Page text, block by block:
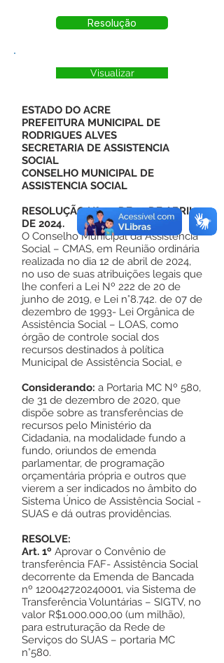
Resolução
Visualizar
ESTADO DO ACRE
PREFEITURA MUNICIPAL DE
RODRIGUES ALVES
SECRETARIA DE ASSISTENCIA
SOCIAL
CONSELHO MUNICIPAL DE
ASSISTENCIA SOCIAL
RESOLUÇÃO Nº 15, DE 12 DE ABRIL
DE 2024.
O Conselho Municipal da Assistência
Social – CMAS, em Reunião ordinária
realizada no dia 12 de abril de 2024,
no uso de suas atribuições legais que
lhe conferi a Lei Nº 222 de 20 de
junho de 2019, e Lei n°8.742. de 07 de
dezembro de 1993- Lei Orgânica de
Assistência Social – LOAS, como
órgão de controle social dos
recursos destinados à política
Municipal de Assistência Social, e
Considerando: a Portaria MC Nº 580,
de 31 de dezembro de 2020, que
dispõe sobre as transferências de
recursos pelo Ministério da
Cidadania, na modalidade fundo a
fundo, oriundos de emenda
parlamentar, de programação
orçamentária própria e outros que
vierem a ser indicados no âmbito do
Sistema Único de Assistência Social -
SUAS e dá outras providências.
RESOLVE:
Art. 1º Aprovar o Convênio de
transferência FAF- Assistência Social
decorrente da Emenda de Bancada
nº 120042720240001, via Sistema de
Transferência Voluntárias – SIGTV, no
valor R$1.000.000,00 (um milhão),
para estruturação da Rede de
Serviços do SUAS – portaria MC
n°580.